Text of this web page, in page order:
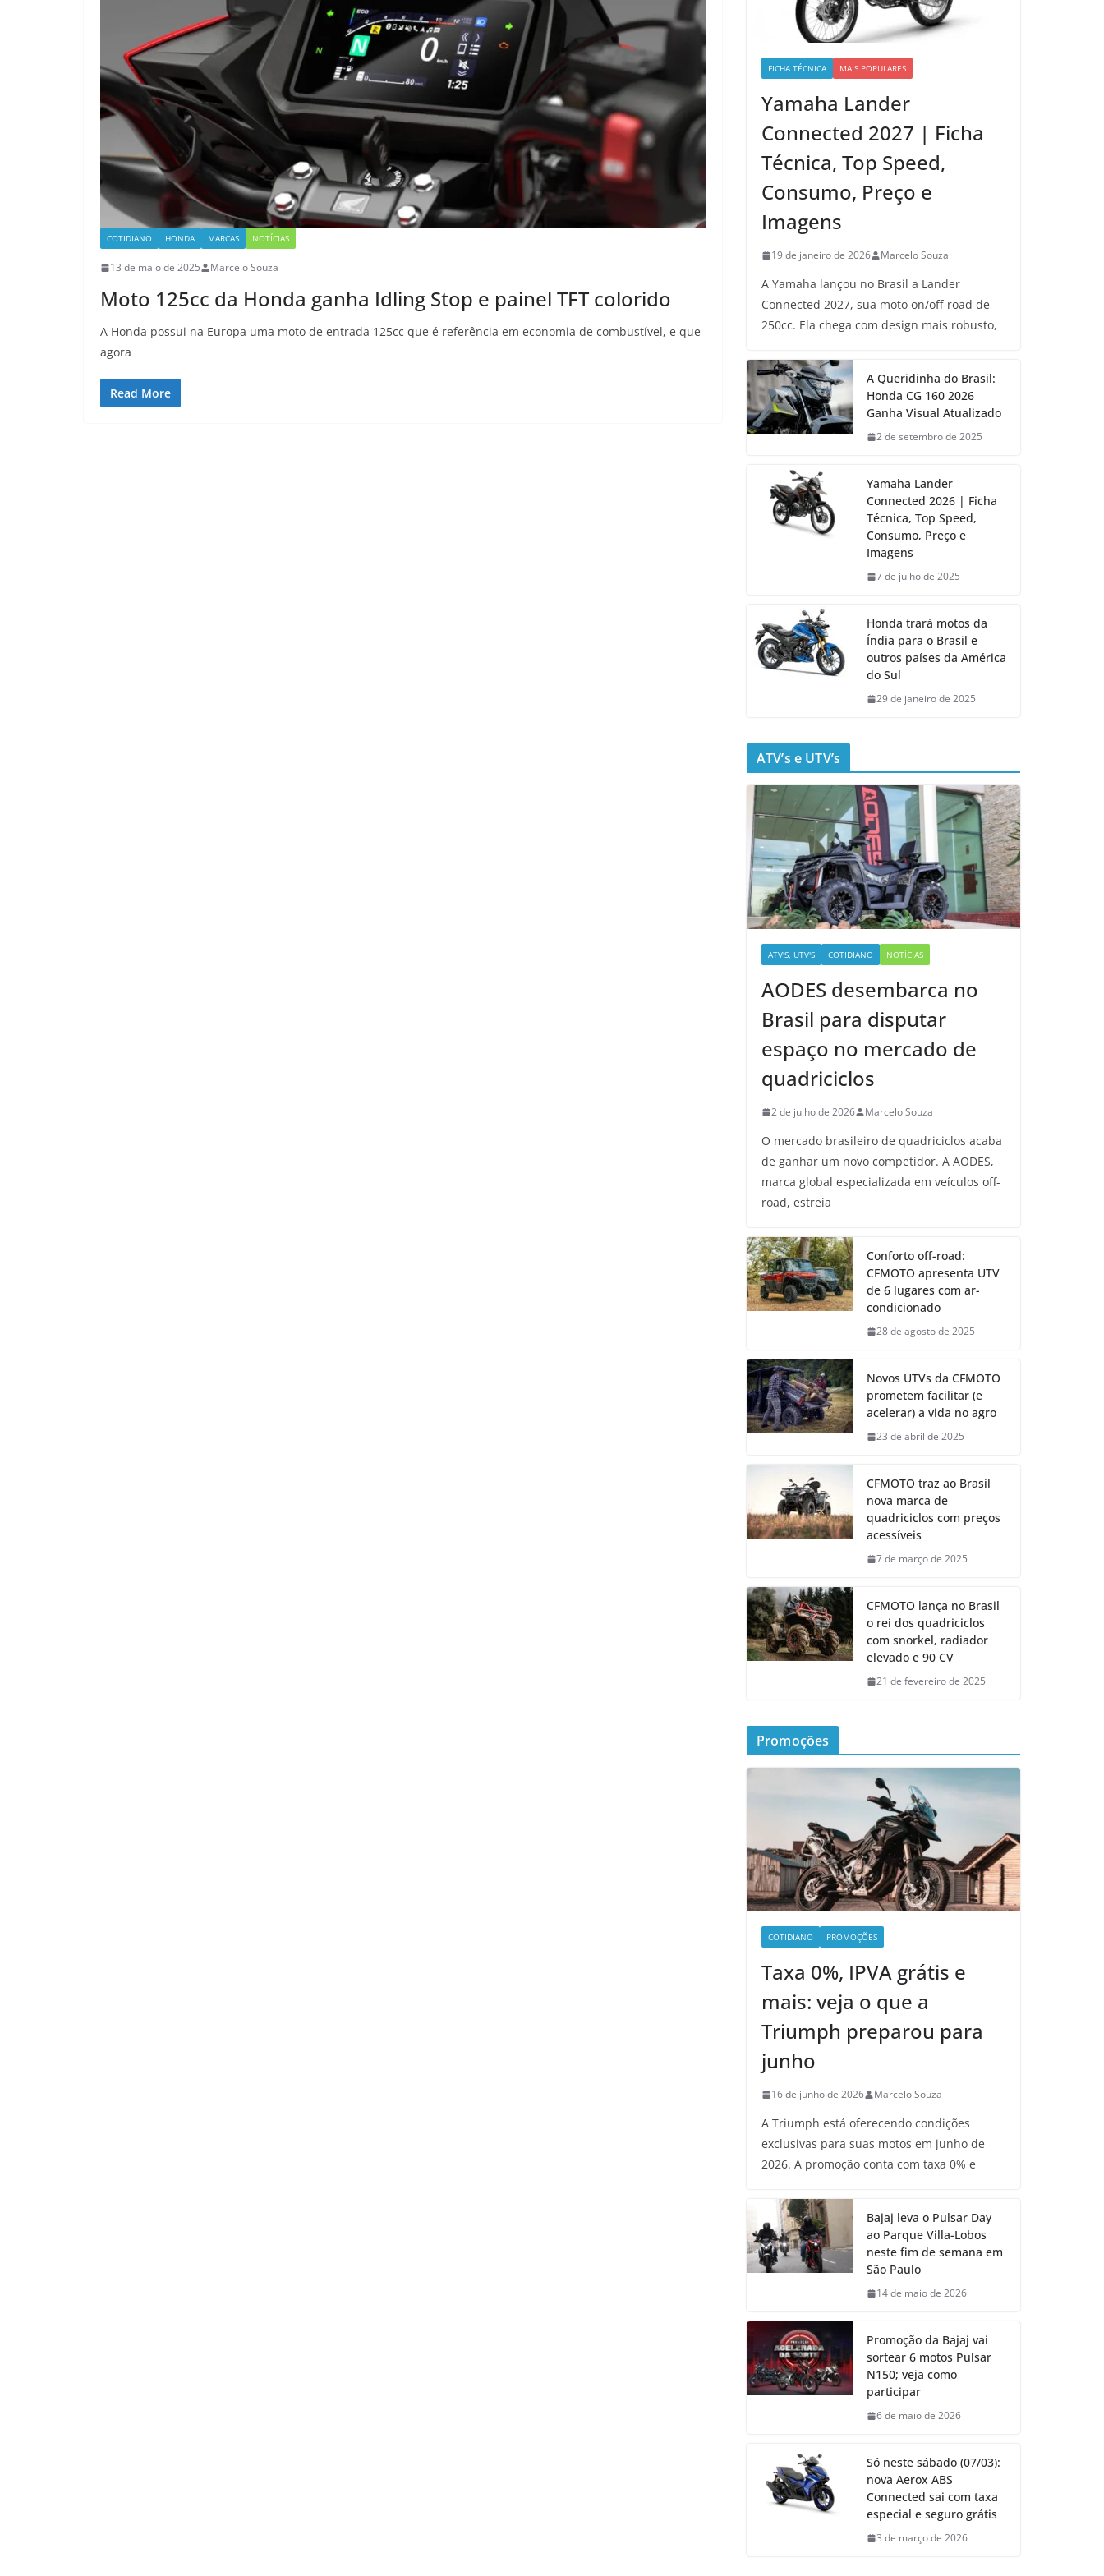
COTIDIANO HONDA MARCAS NOTÍCIAS
13 de maio de 2025 Marcelo Souza
Moto 125cc da Honda ganha Idling Stop e painel TFT colorido
A Honda possui na Europa uma moto de entrada 125cc que é referência em economia de combustível, e que
agora
Read More
FICHA TÉCNICA MAIS POPULARES
Yamaha Lander
Connected 2027 | Ficha
Técnica, Top Speed,
Consumo, Preço e
Imagens
19 de janeiro de 2026 Marcelo Souza
A Yamaha lançou no Brasil a Lander
Connected 2027, sua moto on/off-road de
250cc. Ela chega com design mais robusto,
A Queridinha do Brasil:
Honda CG 160 2026
Ganha Visual Atualizado
2 de setembro de 2025
Yamaha Lander
Connected 2026 | Ficha
Técnica, Top Speed,
Consumo, Preço e
Imagens
7 de julho de 2025
Honda trará motos da
Índia para o Brasil e
outros países da América
do Sul
29 de janeiro de 2025
ATV’s e UTV’s
ATV'S, UTV'S COTIDIANO NOTÍCIAS
AODES desembarca no
Brasil para disputar
espaço no mercado de
quadriciclos
2 de julho de 2026 Marcelo Souza
O mercado brasileiro de quadriciclos acaba
de ganhar um novo competidor. A AODES,
marca global especializada em veículos off-
road, estreia
Conforto off-road:
CFMOTO apresenta UTV
de 6 lugares com ar-
condicionado
28 de agosto de 2025
Novos UTVs da CFMOTO
prometem facilitar (e
acelerar) a vida no agro
23 de abril de 2025
CFMOTO traz ao Brasil
nova marca de
quadriciclos com preços
acessíveis
7 de março de 2025
CFMOTO lança no Brasil
o rei dos quadriciclos
com snorkel, radiador
elevado e 90 CV
21 de fevereiro de 2025
Promoções
COTIDIANO PROMOÇÕES
Taxa 0%, IPVA grátis e
mais: veja o que a
Triumph preparou para
junho
16 de junho de 2026 Marcelo Souza
A Triumph está oferecendo condições
exclusivas para suas motos em junho de
2026. A promoção conta com taxa 0% e
Bajaj leva o Pulsar Day
ao Parque Villa-Lobos
neste fim de semana em
São Paulo
14 de maio de 2026
Promoção da Bajaj vai
sortear 6 motos Pulsar
N150; veja como
participar
6 de maio de 2026
Só neste sábado (07/03):
nova Aerox ABS
Connected sai com taxa
especial e seguro grátis
3 de março de 2026